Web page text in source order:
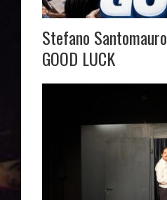
Stefano Santomauro
GOOD LUCK